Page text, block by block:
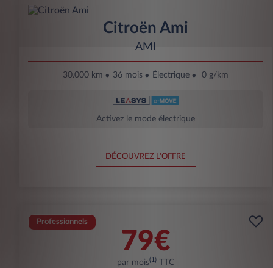
Citroën Ami
AMI
30.000 km 36 mois Électrique 0 g/km
Activez le mode électrique
DÉCOUVREZ L'OFFRE
Professionnels
79€
par mois(1) TTC